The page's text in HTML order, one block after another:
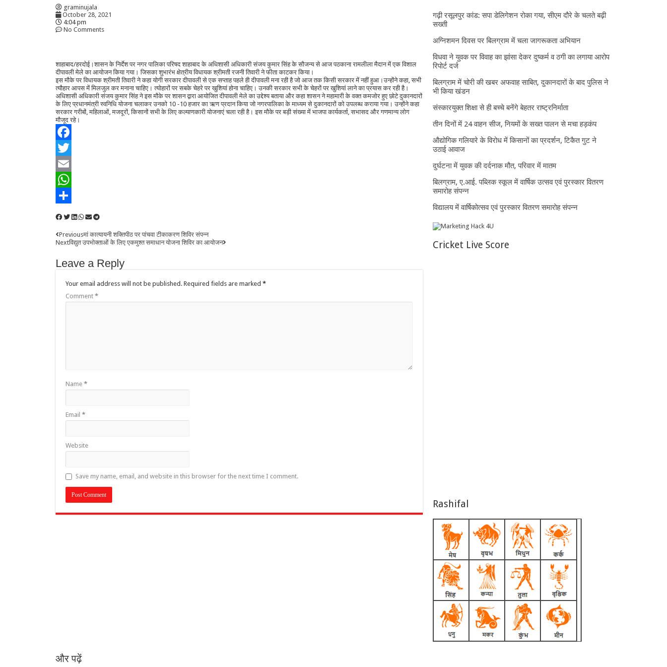
graminujala
October 28, 2021
4:04 pm
No Comments
शाहाबाद/हरदोई।शासन के निर्देश पर नगर पालिका परिषद शाहाबाद के अधिशासी अधिकारी संजय कुमार सिंह के सौजन्य से आज पठकाना रामलीला मैदान में एक विशाल
दीपावली मेले का आयोजन किया गया। जिसका शुभारंभ क्षेत्रीय विधायक श्रीमती रजनी तिवारी ने फीता काटकर किया।
इस मौके पर विधायक श्रीमती तिवारी ने कहा योगी सरकार दीपावली से एक सप्ताह पहले ही दीपावली मना रही है जो आज तक किसी सरकार में नहीं हुआ।उन्होंने कहा, सभी
त्यौहार आपस में मिलजुल कर मनाना चाहिए। त्योहारों पर सबके चेहरे पर खुशियां होना चाहिए। उनकी सरकार सभी के चेहरों पर खुशियां लाने का प्रयास कर रही है।
अधिशासी अधिकारी संजय कुमार सिंह ने इस मौके पर शासन द्वारा आयोजित दीपावली मेले का उद्देश्य बताया और कहा शासन ने महामारी के वक्त कमजोर हुए छोटे दुकानदारों
के लिए प्रधानमंत्री स्वनिधि योजना चलाकर उनको 10 -10 हजार का ऋण प्रदान किया जो नगरपालिका के माध्यम से दुकानदारों को उपलब्ध कराया गया। उन्होंने कहा
सरकार गरीबों, महिलाओं, मजदूरों, किसानों सभी के लिए कल्याणकारी योजनाएं चला रही है। इस मौके पर बड़ी संख्या में भाजपा कार्यकर्ता, सभासद और गणमान्य लोग
मौजूद रहे।
Facebook
Twitter
Email
WhatsApp
Previousमां कात्यायनी शक्तिपीठ पर पांचवा टीकाकरण शिविर संपन्न
Nextविद्युत उपभोक्ताओं के लिए एकमुश्त समाधान योजना शिविर का आयोजन
Leave a Reply
Your email address will not be published. Required fields are marked *
Comment *
Name *
Email *
Website
Save my name, email, and website in this browser for the next time I comment.
गढ़ी रसूलपुर कांड: सपा डेलिगेशन रोका गया, सीएम दौरे के चलते बढ़ी
सख्ती
अग्निशमन दिवस पर बिलग्राम में चला जागरूकता अभियान
विधवा ने युवक पर विवाह का झांसा देकर दुष्कर्म व ठगी का लगाया आरोप
रिपोर्ट दर्ज
बिलग्राम में चोरी की खबर अफवाह साबित, दुकानदारों के बाद पुलिस ने
भी किया खंडन
संस्कारयुक्त शिक्षा से ही बच्चे बनेंगे बेहतर राष्ट्रनिर्माता
तीन दिनों में 24 वाहन सीज, नियमों के सख्त पालन से मचा हड़कंप
औद्योगिक गलियारे के विरोध में किसानों का प्रदर्शन, टिकैत गुट ने
उठाई आवाज
दुर्घटना में युवक की दर्दनाक मौत, परिवार में मातम
बिलग्राम, ए.आई. पब्लिक स्कूल में वार्षिक उत्सव एवं पुरस्कार वितरण
समारोह संपन्न
विद्यालय में वार्षिकोत्सव एवं पुरस्कार वितरण समारोह संपन्न
Cricket Live Score
Rashifal
और पढ़ें